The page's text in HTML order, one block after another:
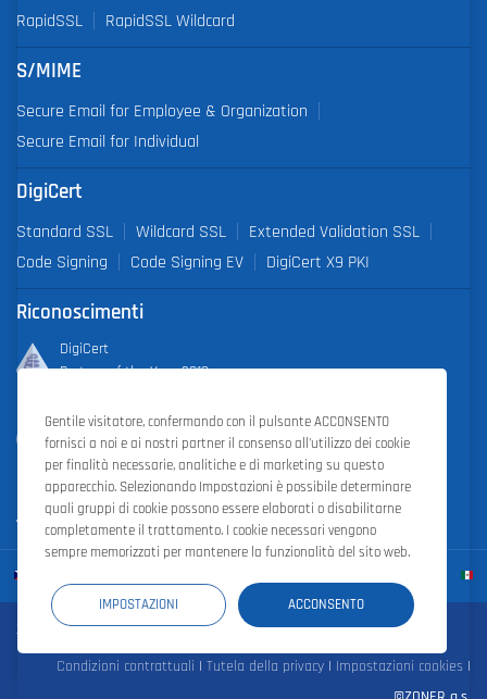
RapidSSL RapidSSL Wildcard
S/MIME
Secure Email for Employee & Organization
Secure Email for Individual
DigiCert
Standard SSL Wildcard SSL
Extended Validation SSL
Code Signing
Code Signing EV DigiCert X9 PKI
Riconoscimenti
DigiCert
Partner of the Year 2019
Outstanding Sales Performance Award 2018, 2019, 2020, 2021,
2022
Zoner Cloud|Zoner Photo Studio ZONER a.s.
Condizioni contrattuali | Tutela della privacy | Impostazioni cookies |
Gentile visitatore, confermando con il pulsante ACCONSENTO
fornisci a noi e ai nostri partner il consenso all'utilizzo dei cookie
per finalità necessarie, analitiche e di marketing su questo
apparecchio. Selezionando Impostazioni è possibile determinare
quali gruppi di cookie possono essere elaborati o disabilitarne
completamente il trattamento. I cookie necessari vengono
sempre memorizzati per mantenere la funzionalità del sito web.
IMPOSTAZIONI ACCONSENTO